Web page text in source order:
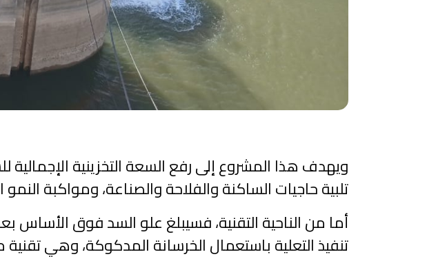
ويهدف هذا المشروع إلى رفع السعة التخزينية الإجمالية
تلبية حاجيات الساكنة والفلاحة والصناعة، ومواكبة
أما من الناحية التقنية، فسيبلغ علو السد فوق الأساس
تنفيذ التعلية باستعمال الخرسانة المدكوكة، وهي